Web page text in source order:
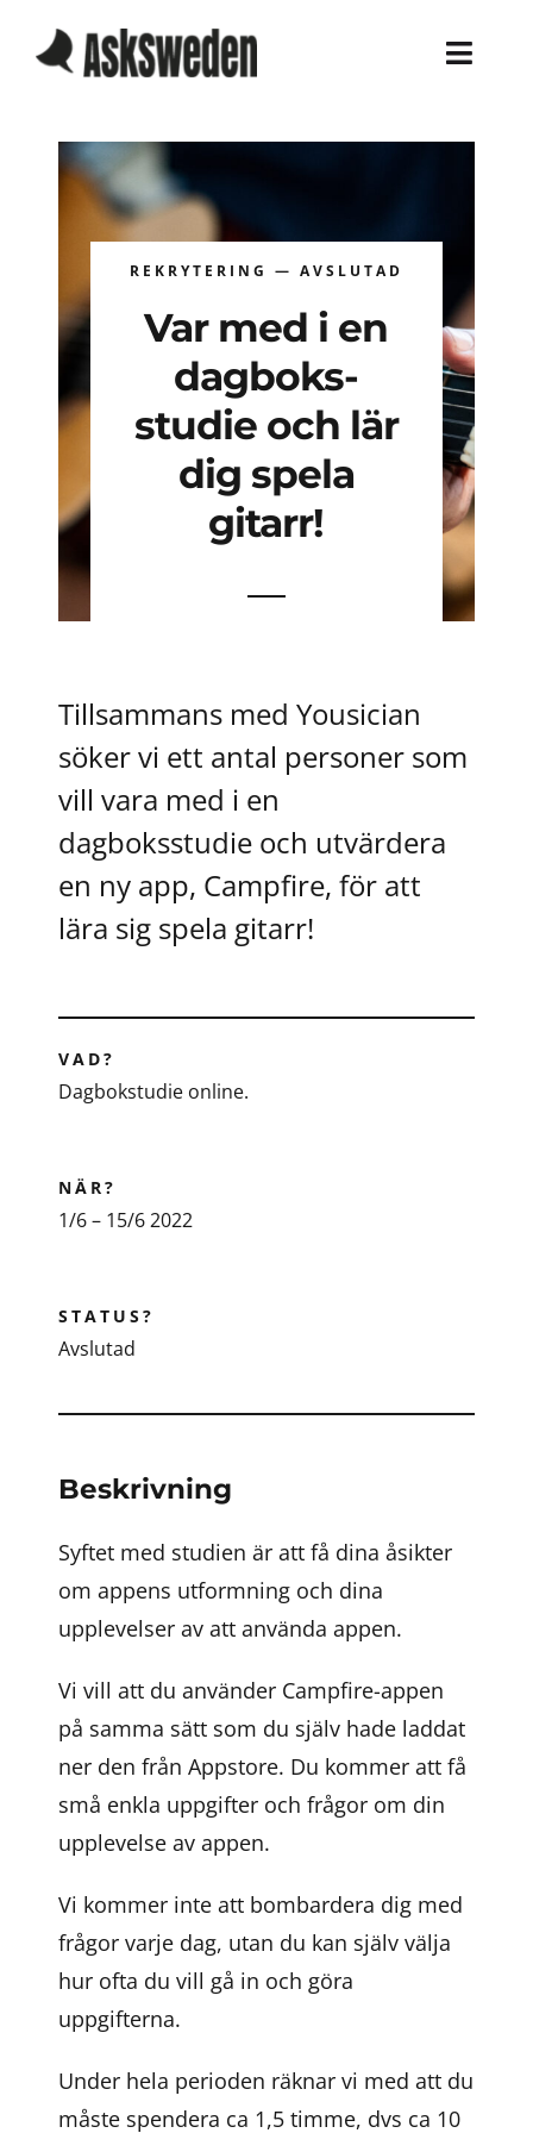
Home
Work
About
Career
Contact
REKRYTERING — AVSLUTAD
Var med i en
dagboks-
studie och lär
dig spela
gitarr!
Tillsammans med Yousician
söker vi ett antal personer som
vill vara med i en
dagboksstudie och utvärdera
en ny app, Campfire, för att
lära sig spela gitarr!
VAD?
Dagbokstudie online.
NÄR?
1/6 – 15/6 2022
STATUS?
Avslutad
Beskrivning
Syftet med studien är att få dina åsikter
om appens utformning och dina
upplevelser av att använda appen.
Vi vill att du använder Campfire-appen
på samma sätt som du själv hade laddat
ner den från Appstore. Du kommer att få
små enkla uppgifter och frågor om din
upplevelse av appen.
Vi kommer inte att bombardera dig med
frågor varje dag, utan du kan själv välja
hur ofta du vill gå in och göra
uppgifterna.
Under hela perioden räknar vi med att du
måste spendera ca 1,5 timme, dvs ca 10